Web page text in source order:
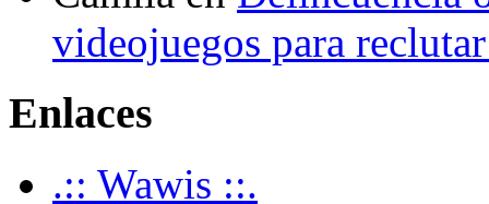
videojuegos para
Enlaces
.:: Wawis ::.